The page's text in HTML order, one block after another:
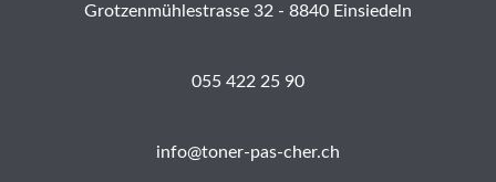
Grotzenmühlestrasse 32 - 8840 Einsiedeln
055 422 25 90
info@toner-pas-cher.ch